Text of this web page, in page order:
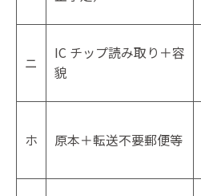
ニ
IC チップ読み取り＋容
貌​​​
ホ 原本＋転送不要郵便等